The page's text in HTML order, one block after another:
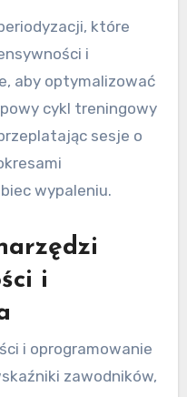
które
i
aby optymalizować
cykl treningowy
sesje o
wypaleniu.
i
i oprogramowanie
zawodników,